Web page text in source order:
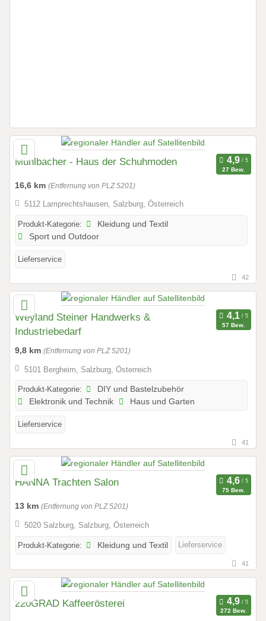
Mühlbacher - Haus der Schuhmoden
27 Bew.
16,6 km (Entfernung von PLZ 5201)
5112 Lamprechtshausen, Salzburg, Österreich
Produkt-Kategorie:
Kleidung und Textil
Sport und Outdoor
Lieferservice
42
Weyland Steiner Handwerks &
Industriebedarf
57 Bew.
9,8 km (Entfernung von PLZ 5201)
5101 Bergheim, Salzburg, Österreich
Produkt-Kategorie:
DIY und Bastelzubehör
Elektronik und Technik
Haus und Garten
Lieferservice
41
HANNA Trachten Salon
75 Bew.
13 km (Entfernung von PLZ 5201)
5020 Salzburg, Salzburg, Österreich
Produkt-Kategorie: Kleidung und Textil Lieferservice
41
220GRAD Kaffeerösterei
272 Bew.